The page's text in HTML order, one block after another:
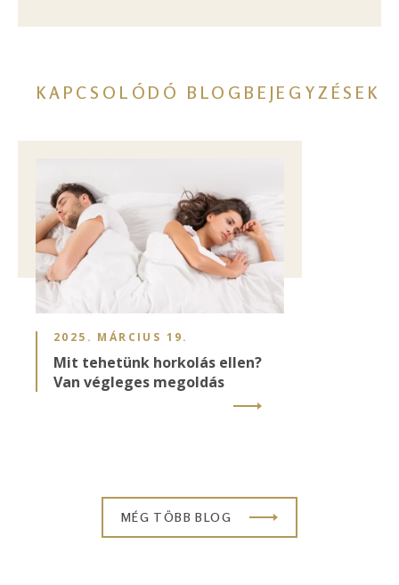
KAPCSOLÓDÓ BLOGBEJEGYZÉSEK
2025. MÁRCIUS 19.
Mit tehetünk horkolás ellen?
Van végleges megoldás
MÉG TÖBB BLOG